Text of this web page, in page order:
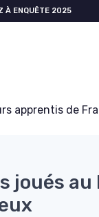
À ENQUÊTE 2025
apprentis de
joués au